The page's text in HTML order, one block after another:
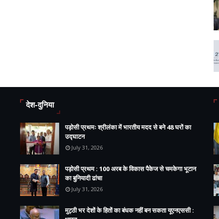
देश-दुनिया
पड़ोसी प्रथमः श्रीलंका में भारतीय मदद से बने 48 घरों का
उद्घाटन
July 31, 2026
पड़ोसी प्रथम : 100 अरब के विकास पैकेज से चमकेगा भूटान
का बुनियादी ढांचा
July 31, 2026
मुट्ठी भर देशों के हितों का बंधक नहीं बन सकता यूएनएससी :